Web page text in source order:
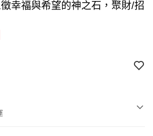
幸福與希望的神之石，聚財/招